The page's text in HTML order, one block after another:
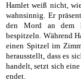
Hamlet weiß nicht,
wahnsinnig. Er
den Mord an dem
bespitzeln. Während
einen Spitzel im
herausstellt, dass es
handelt, setzt sich
endet.